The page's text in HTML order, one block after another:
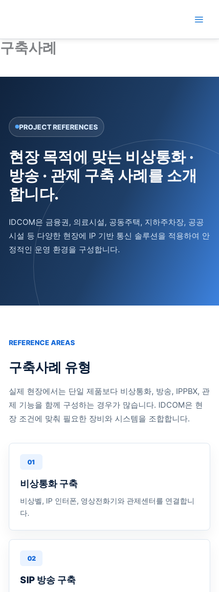
로
건
뛰
구축사례
PROJECT REFERENCES
현장 목적에 맞는 비상통화 ·
방송 · 관제 구축 사례를 소개
합니다.
IDCOM은 금융권, 의료시설, 공동주택, 지하주차장, 공공
시설 등 다양한 현장에 IP 기반 통신 솔루션을 적용하여 안
정적인 운영 환경을 구성합니다.
REFERENCE AREAS
구축사례 유형
실제 현장에서는 단일 제품보다 비상통화, 방송, IPPBX, 관
제 기능을 함께 구성하는 경우가 많습니다. IDCOM은 현
장 조건에 맞춰 필요한 장비와 시스템을 조합합니다.
01
비상통화 구축
비상벨, IP 인터폰, 영상전화기와 관제센터를 연결합니
다.
02
SIP 방송 구축